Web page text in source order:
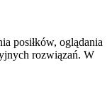
posiłków, oglądania
rozwiązań. W